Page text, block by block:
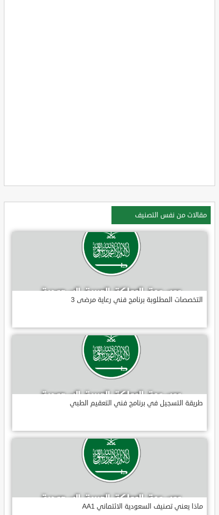
مقالات من نفس التصنيف
التخصصات المطلوبة برنامج فني رعاية مرضى 3
طريقة التسجيل في برنامج فني التعقيم الطبي
ماذا يعني تصنيف السعودية الائتماني AA1